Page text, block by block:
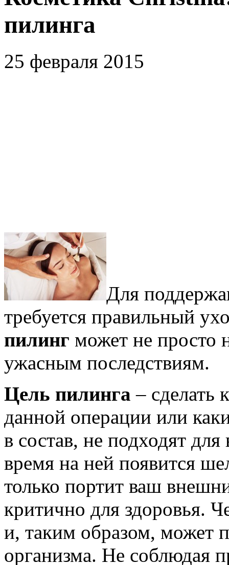
пилинга
25 февраля 2015
Для
требуется правильный
пилинг может не просто
ужасным последствиям.
Цель пилинга – сделать
данной операции или
в состав, не подходят
время на ней появится
только портит ваш
критично для здоровья.
и, таким образом, может
организма. Не соблюдая